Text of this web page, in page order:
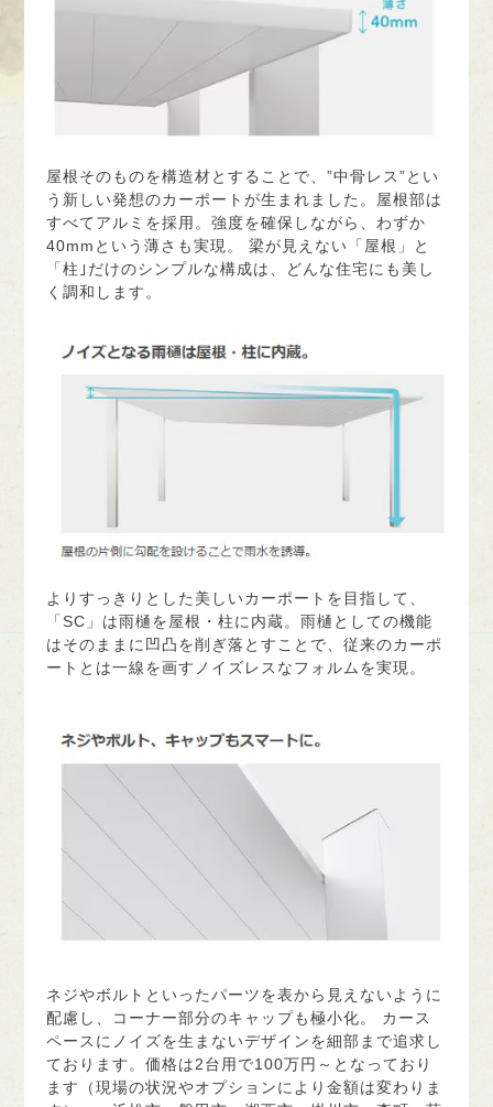
屋根そのものを構造材とすることで、”中骨レス”とい
う新しい発想のカーポートが生まれました。屋根部は
すべてアルミを採用。強度を確保しながら、わずか
40mmという薄さも実現。 梁が見えない「屋根」と
「柱｣だけのシンプルな構成は、どんな住宅にも美し
く調和します。
よりすっきりとした美しいカーポートを目指して、
「SC」は雨樋を屋根・柱に内蔵。雨樋としての機能
はそのままに凹凸を削ぎ落とすことで、従来のカーポ
ートとは一線を画すノイズレスなフォルムを実現。
ネジやボルトといったパーツを表から見えないように
配慮し、コーナー部分のキャップも極小化。 カース
ペースにノイズを生まないデザインを細部まで追求し
ております。価格は2台用で100万円～となっており
ます（現場の状況やオプションにより金額は変わりま